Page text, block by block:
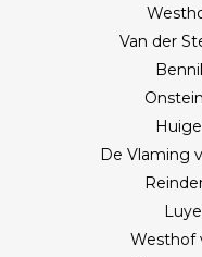
Van der
De Vlaming
Westhof